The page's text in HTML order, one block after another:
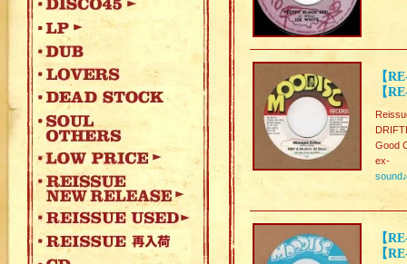
【
【
Good
ex-
sound♪
【
【